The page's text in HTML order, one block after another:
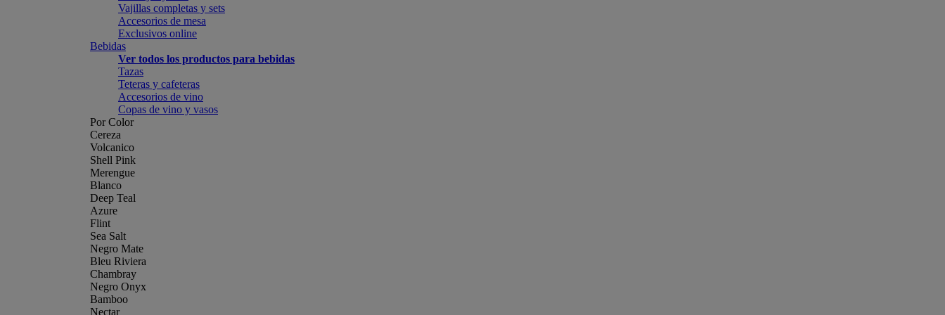
Vajillas completas y sets
Accesorios de mesa
Exclusivos online
Bebidas
Ver todos los productos para bebidas
Tazas
Teteras y cafeteras
Accesorios de vino
Copas de vino y vasos
Por Color
Cereza
Volcanico
Shell Pink
Merengue
Blanco
Deep Teal
Azure
Flint
Sea Salt
Negro Mate
Bleu Riviera
Chambray
Negro Onyx
Bamboo
Nectar